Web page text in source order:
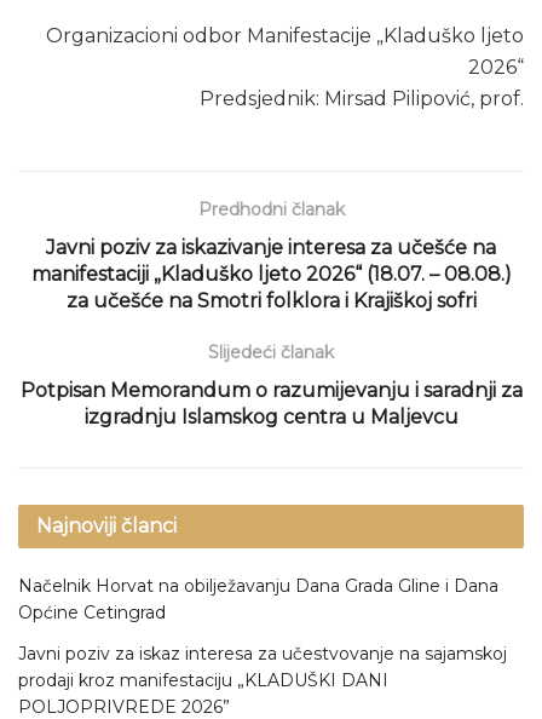
Organizacioni odbor Manifestacije „Kladuško ljeto
2026“
Predsjednik: Mirsad Pilipović, prof.
Predhodni članak
Javni poziv za iskazivanje interesa za učešće na
manifestaciji „Kladuško ljeto 2026“ (18.07. – 08.08.)
za učešće na Smotri folklora i Krajiškoj sofri
Slijedeći članak
Potpisan Memorandum o razumijevanju i saradnji za
izgradnju Islamskog centra u Maljevcu
Najnoviji članci
Načelnik Horvat na obilježavanju Dana Grada Gline i Dana
Općine Cetingrad
Javni poziv za iskaz interesa za učestvovanje na sajamskoj
prodaji kroz manifestaciju „KLADUŠKI DANI
POLJOPRIVREDE 2026”